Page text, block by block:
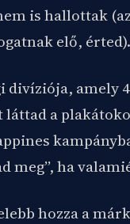
is hallottak
elő, érted).
divíziója, amely
a
meg”, ha
hozza a